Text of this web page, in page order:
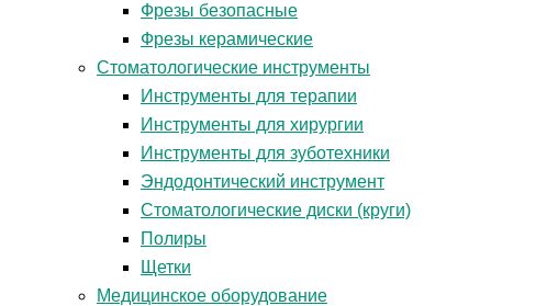
Фрезы безопасные
Фрезы керамические
Стоматологические инструменты
Инструменты для терапии
Инструменты для хирургии
Инструменты для зуботехники
Эндодонтический инструмент
Стоматологические диски (круги)
Полиры
Щетки
Медицинское оборудование